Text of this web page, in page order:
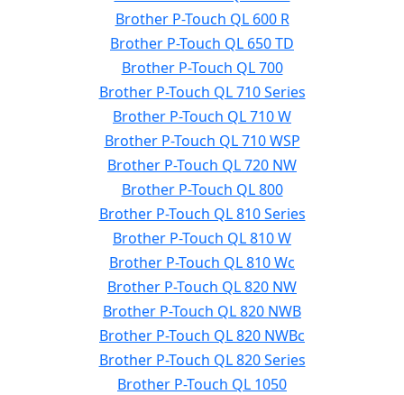
Brother P-Touch QL 600 R
Brother P-Touch QL 650 TD
Brother P-Touch QL 700
Brother P-Touch QL 710 Series
Brother P-Touch QL 710 W
Brother P-Touch QL 710 WSP
Brother P-Touch QL 720 NW
Brother P-Touch QL 800
Brother P-Touch QL 810 Series
Brother P-Touch QL 810 W
Brother P-Touch QL 810 Wc
Brother P-Touch QL 820 NW
Brother P-Touch QL 820 NWB
Brother P-Touch QL 820 NWBc
Brother P-Touch QL 820 Series
Brother P-Touch QL 1050